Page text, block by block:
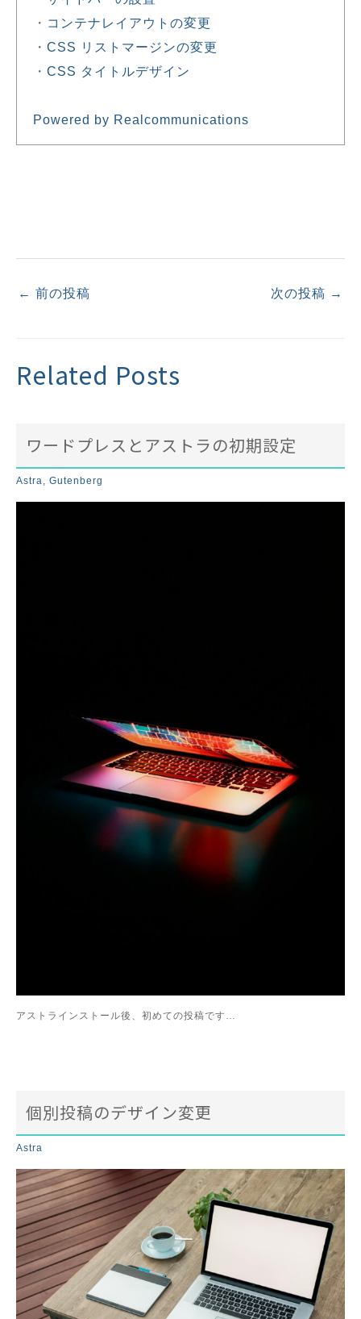
・ コンテナレイアウトの変更
・ CSS リストマージンの変更
・ CSS タイトルデザイン
Powered by Realcommunications
← 前の投稿 次の投稿 →
Related Posts
ワードプレスとアストラの初期設定
Astra Gutenberg
アストラインストール後、初めての投稿です…
個別投稿のデザイン変更
Astra